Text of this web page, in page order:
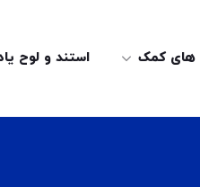
کمک استند و لوح